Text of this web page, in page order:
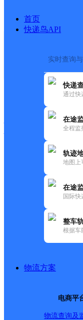
首页
快递鸟API
实时查询
快递
通过快
在途
全程监
轨迹
地图上
在途
国际快
整车
根据车
物流方案
电商平
物流查询及
韵达
湖
更新
所属快递：韵达速
所属区域：湖北省
网点地址：中国
网点负责人：